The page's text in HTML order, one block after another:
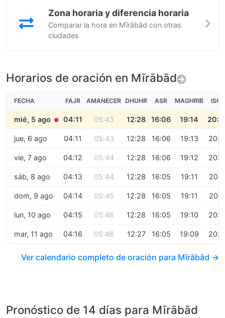
Zona horaria y diferencia horaria
Comparar la hora en Mīrābād con otras
ciudades
Horarios de oración en Mīrābād
FECHA FAJR AMANECER DHUHR ASR MAGHRIB ISHA
mié, 5 ago ● 04:11 05:43 12:28 16:06 19:14
jue, 6 ago 04:11 05:43 12:28 16:06 19:13
vie, 7 ago 04:12 05:44 12:28 16:06 19:12
sáb, 8 ago 04:13 05:44 12:28 16:05 19:11
dom, 9 ago 04:14 05:45 12:28 16:05 19:11
lun, 10 ago 04:15 05:46 12:28 16:05 19:10
mar, 11 ago 04:16 05:46 12:27 16:05 19:09
Ver calendario completo de oración para Mīrābād →
Pronóstico de 14 días para Mīrābād